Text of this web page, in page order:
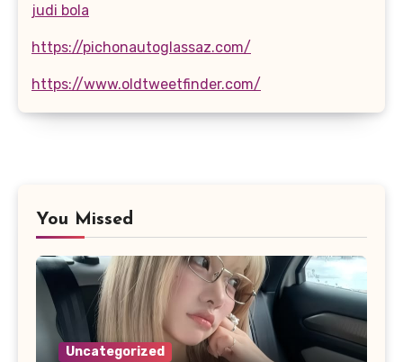
judi bola
https://pichonautoglassaz.com/
https://www.oldtweetfinder.com/
You Missed
Uncategorized